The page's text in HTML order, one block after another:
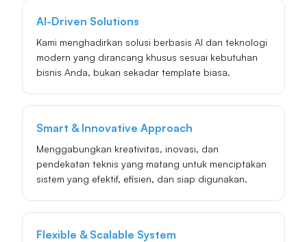
AI-Driven Solutions
Kami menghadirkan solusi berbasis AI dan teknologi
modern yang dirancang khusus sesuai kebutuhan
bisnis Anda, bukan sekadar template biasa.
Smart & Innovative Approach
Menggabungkan kreativitas, inovasi, dan
pendekatan teknis yang matang untuk menciptakan
sistem yang efektif, efisien, dan siap digunakan.
Flexible & Scalable System